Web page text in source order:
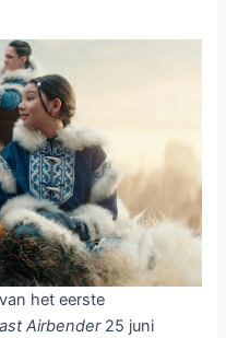
het eerste
Airbender25 juni